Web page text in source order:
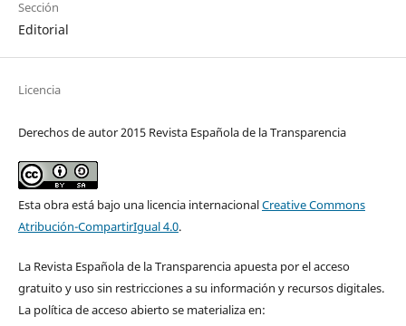
Sección
Editorial
Licencia
Derechos de autor 2015 Revista Española de la Transparencia
Esta obra está bajo una licencia internacionalCreative Commons
Atribución-CompartirIgual 4.0.
La Revista Española de la Transparencia apuesta por el acceso
gratuito y uso sin restricciones a su información y recursos digitales.
La política de acceso abierto se materializa en: